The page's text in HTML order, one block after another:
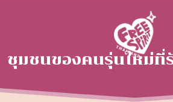
ชุมชนของคนรุ่นใหม่ที่